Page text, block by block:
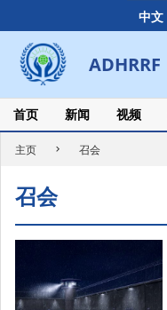
中文
to
content
ADHRRF
Secondary
Navigation
Menu
首页 新闻 视频
主页 召会
召会